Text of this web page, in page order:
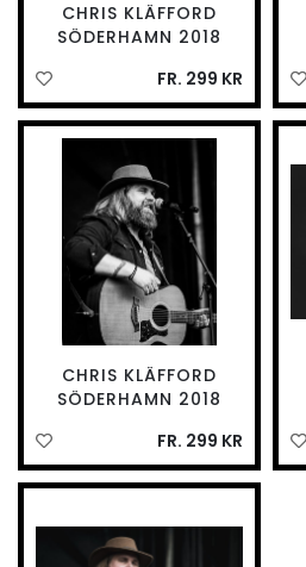
CHRIS KLÄFFORD
SÖDERHAMN 2018
FR. 299 KR
CHRIS KLÄFFORD
SÖDERHAMN 2018
FR. 299 KR